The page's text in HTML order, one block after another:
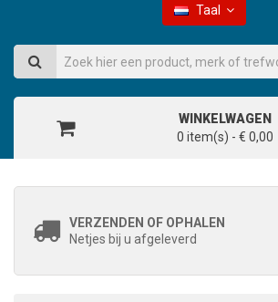
Taal
WINKELWAGEN
0 item(s) - € 0,00
VERZENDEN OF OPHALEN
Netjes bij u afgeleverd